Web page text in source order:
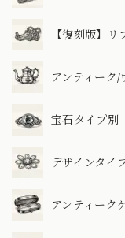
【復刻版】
アンティーク
宝石タイプ別
デザインタイ
アンティーク